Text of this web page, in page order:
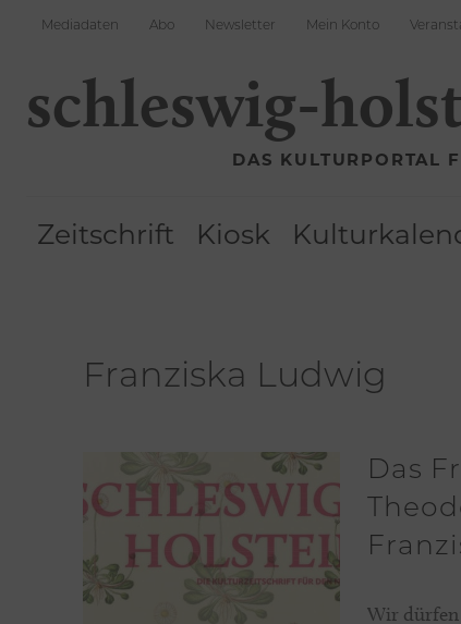
Mediadaten Abo Newsletter Mein Konto
schleswig-
DAS KULTURPORTAL
Zeitschrift Kiosk
Franziska Ludwig
Das
Wir